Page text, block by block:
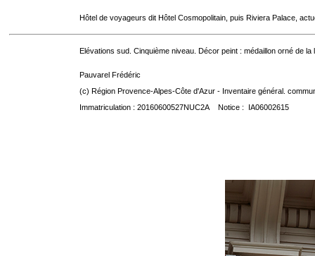
Hôtel de voyageurs dit Hôtel Cosmopolitain, puis Riviera Palace,
Elévations sud. Cinquième niveau. Décor peint : médaillon orné de la
Pauvarel Frédéric
(c) Région Provence-Alpes-Côte d'Azur - Inventaire général.
Immatriculation : 20160600527NUC2A Notice : IA06002615